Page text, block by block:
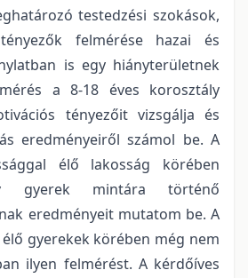
testedzési szokások,
felmérése hazai és
is egy hiányterületnek
a 8-18 éves korosztály
tényezőit vizsgálja és
eredményeiről számol be. A
élő lakosság körében
gyerek mintára történő
eredményeit mutatom be. A
gyerekek körében még nem
ilyen felmérést. A kérdőíves